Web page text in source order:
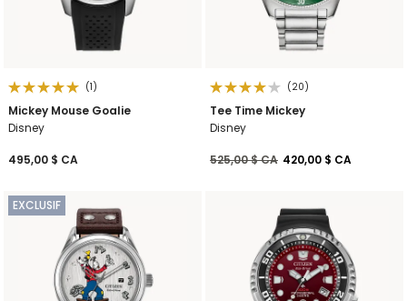
(1)
Mickey Mouse Goalie
Disney
495,00 $ CA
(20)
Tee Time Mickey
Disney
Prix réduit de
525,00 $ CAà420,00 $ CA
EXCLUSIF